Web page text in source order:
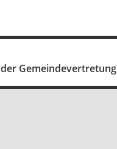
Gemeindevertretung